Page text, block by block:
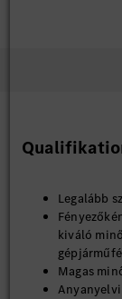
Legalább
kiváló
Magas